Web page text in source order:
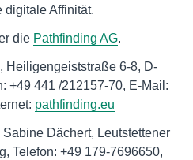
digitale Affinität.
die Pathfinding AG.
Heiligengeiststraße 6-8, D-
+49 441 /212157-70, E-Mail:
pathfinding.eu
Sabine Dächert, Leutstettener
Telefon: +49 179-7696650,